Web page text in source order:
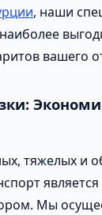
, наши
вашего
тяжелых и
Мы